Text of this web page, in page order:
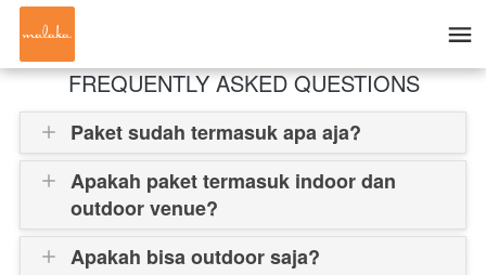
FREQUENTLY ASKED QUESTIONS
Paket sudah termasuk apa aja?
Apakah paket termasuk indoor dan
outdoor venue?
Apakah bisa outdoor saja?